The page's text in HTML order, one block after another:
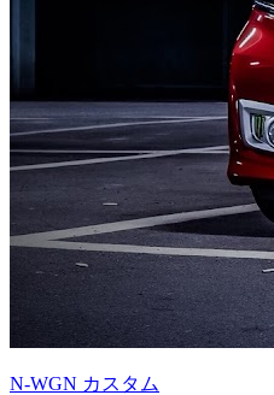
N-WGN カスタム